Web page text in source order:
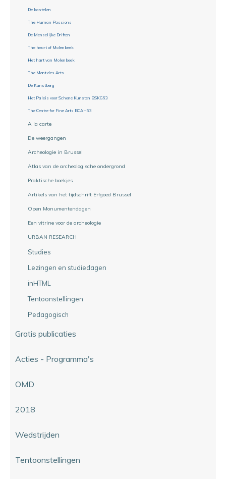
De kastelen
The Human Passions
De Menselijke Driften
The heart of Molenbeek
Het hart van Molenbeek
The Mont des Arts
De Kunstberg
Het Paleis voor Schone Kunsten BSKG63
The Centre for Fine Arts BCAH63
A la carte
De weergangen
Archeologie in Brussel
Atlas van de archeologische ondergrond
Praktische boekjes
Artikels van het tijdschrift Erfgoed Brussel
Open Monumentendagen
Een vitrine voor de archeologie
URBAN RESEARCH
Studies
Lezingen en studiedagen
inHTML
Tentoonstellingen
Pedagogisch
Gratis publicaties
Acties - Programma's
OMD
2018
Wedstrijden
Tentoonstellingen